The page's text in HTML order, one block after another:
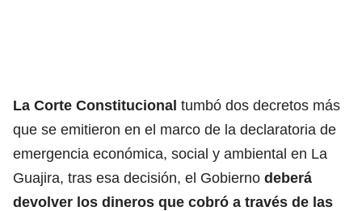
La Corte Constitucional tumbó dos decretos más
que se emitieron en el marco de la declaratoria de
emergencia económica, social y ambiental en La
Guajira, tras esa decisión, el Gobierno deberá
devolver los dineros que cobró a través de las